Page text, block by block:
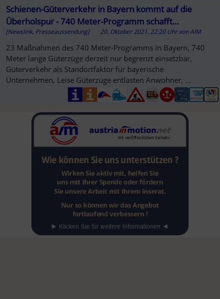
Schienen-Güterverkehr in Bayern kommt auf die
Überholspur - 740 Meter-Programm schafft
Kapazitäten
[Newslink, Presseaussendung] 20. Oktober 2021, 22:20 Uhr vonAIM
23 Maßnahmen des 740 Meter-Programms in Bayern, 740
Meter lange Güterzüge derzeit nur begrenzt einsetzbar,
Güterverkehr als Standortfaktor für bayerische
Unternehmen, Leise Güterzüge entlasten Anwohner, ...